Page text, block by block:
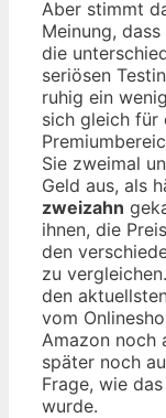
Aber stimmt
Meinung,
die
seriösen
ruhig ein
sich gleich für
Sie zweimal
Geld aus, als
zweizahn
ihnen, die
den
zu
den
vom
Amazon noch
später noch
Frage, wie das
wurde.